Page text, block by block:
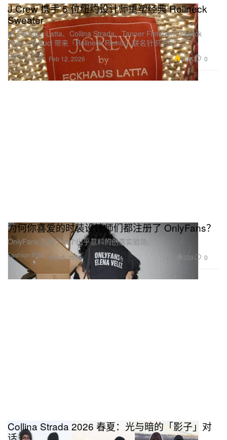
Fashion 时装
J.Crew 携手 5 位纽约设计师重塑经典 Rollneck
Sweater
由 Eckhaus Latta、Collina Strada、Tanner Fletcher、Patrick
Taylor 与 Buci 带来「Rollneck Remix」联名针织系列。
Feb 12, 2026 8.4K 0
Fashion 时装
为何你喜爱的时装设计师们都注册了 OnlyFans？
OnlyFans 变成了一个出乎意料的创意实验场。
Nov 3, 2025 339 0
Collina Strada 2026 春夏：光与暗的「影子」对
话